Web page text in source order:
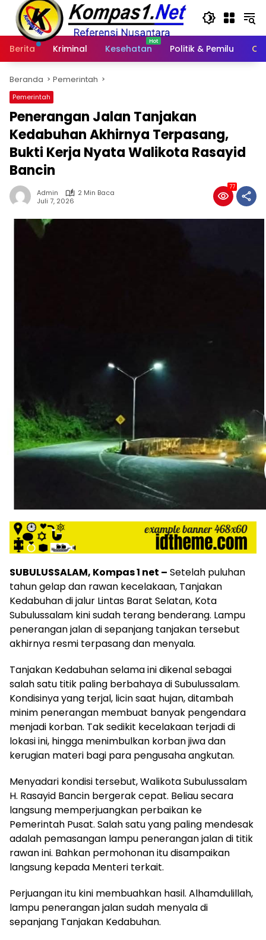
Langsung
konten
Berita
Kriminal Kesehatan Politik & Pemilu
Beranda Pemerintah
Pemerintah
Penerangan Jalan Tanjakan
Kedabuhan Akhirnya Terpasang,
Bukti Kerja Nyata Walikota Rasayid
Bancin
Admin
2 Min Baca
Juli 7, 2026
77
SUBULUSSALAM, Kompas 1 net – Setelah puluhan
tahun gelap dan rawan kecelakaan, Tanjakan
Kedabuhan di jalur Lintas Barat Selatan, Kota
Subulussalam kini sudah terang benderang. Lampu
penerangan jalan di sepanjang tanjakan tersebut
akhirnya resmi terpasang dan menyala.
Tanjakan Kedabuhan selama ini dikenal sebagai
salah satu titik paling berbahaya di Subulussalam.
Kondisinya yang terjal, licin saat hujan, ditambah
minim penerangan membuat banyak pengendara
menjadi korban. Tak sedikit kecelakaan terjadi di
lokasi ini, hingga menimbulkan korban jiwa dan
kerugian materi bagi para pengusaha angkutan.
Menyadari kondisi tersebut, Walikota Subulussalam
H. Rasayid Bancin bergerak cepat. Beliau secara
langsung memperjuangkan perbaikan ke
Pemerintah Pusat. Salah satu yang paling mendesak
adalah pemasangan lampu penerangan jalan di titik
rawan ini. Bahkan permohonan itu disampaikan
langsung kepada Menteri terkait.
Perjuangan itu kini membuahkan hasil. Alhamdulillah,
lampu penerangan jalan sudah menyala di
sepanjang Tanjakan Kedabuhan.